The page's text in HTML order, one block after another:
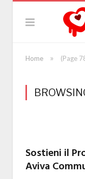
Home » (Page
Sostieni il
Aviva